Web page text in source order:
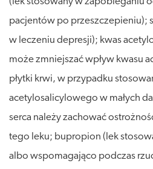
pacjentów po przeszczepieniu);
w leczeniu depresji); kwas
może zmniejszać wpływ kwasu
płytki krwi, w przypadku
acetylosalicylowego w małych
serca należy zachować
tego leku; bupropion (lek
albo wspomagająco podczas